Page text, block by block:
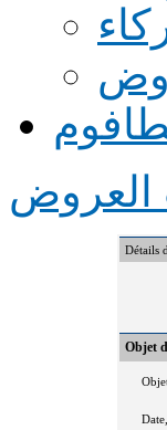
العروض
Détails
Objet